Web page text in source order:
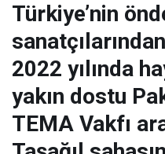
Türkiye’nin
2022 yılında
yakın dostu
TEMA Vakfı